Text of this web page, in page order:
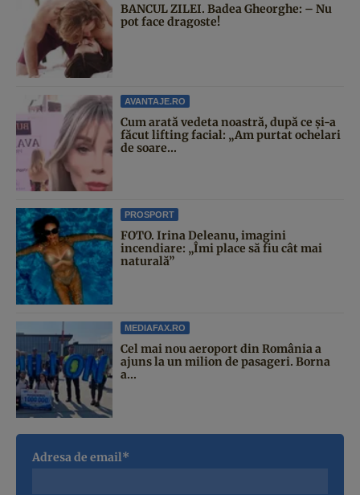
BANCUL ZILEI. Badea Gheorghe: – Nu
pot face dragoste!
AVANTAJE.RO
Cum arată vedeta noastră, după ce și-a
făcut lifting facial: „Am purtat ochelari
de soare...
PROSPORT
FOTO. Irina Deleanu, imagini
incendiare: „Îmi place să fiu cât mai
naturală”
MEDIAFAX.RO
Cel mai nou aeroport din România a
ajuns la un milion de pasageri. Borna
a...
Adresa de email*